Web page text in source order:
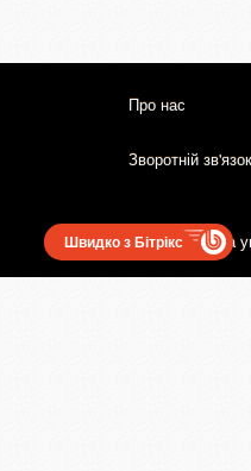
Про нас
Зворотній зв'язок
Користувацька
Швидко з Бітрікс